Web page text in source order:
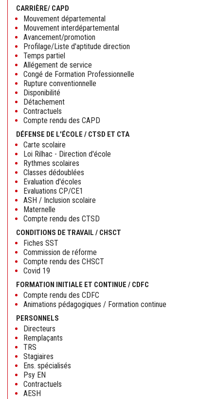
CARRIÈRE/ CAPD
Mouvement départemental
Mouvement interdépartemental
Avancement/promotion
Profilage/Liste d'aptitude direction
Temps partiel
Allégement de service
Congé de Formation Professionnelle
Rupture conventionnelle
Disponibilité
Détachement
Contractuels
Compte rendu des CAPD
DÉFENSE DE L'ÉCOLE / CTSD ET CTA
Carte scolaire
Loi Rilhac - Direction d'école
Rythmes scolaires
Classes dédoublées
Evaluation d'écoles
Evaluations CP/CE1
ASH / Inclusion scolaire
Maternelle
Compte rendu des CTSD
CONDITIONS DE TRAVAIL / CHSCT
Fiches SST
Commission de réforme
Compte rendu des CHSCT
Covid 19
FORMATION INITIALE ET CONTINUE / CDFC
Compte rendu des CDFC
Animations pédagogiques / Formation continue
PERSONNELS
Directeurs
Remplaçants
TRS
Stagiaires
Ens. spécialisés
Psy EN
Contractuels
AESH